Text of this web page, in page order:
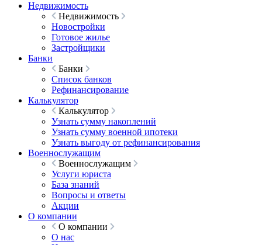
Недвижимость
Недвижимость
Новостройки
Готовое жилье
Застройщики
Банки
Банки
Список банков
Рефинансирование
Калькулятор
Калькулятор
Узнать сумму накоплений
Узнать сумму военной ипотеки
Узнать выгоду от рефинансирования
Военнослужащим
Военнослужащим
Услуги юриста
База знаний
Вопросы и ответы
Акции
О компании
О компании
О нас